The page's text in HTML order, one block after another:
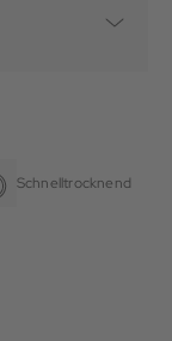
Schnelltrocknend